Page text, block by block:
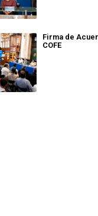
Firma de
COFE